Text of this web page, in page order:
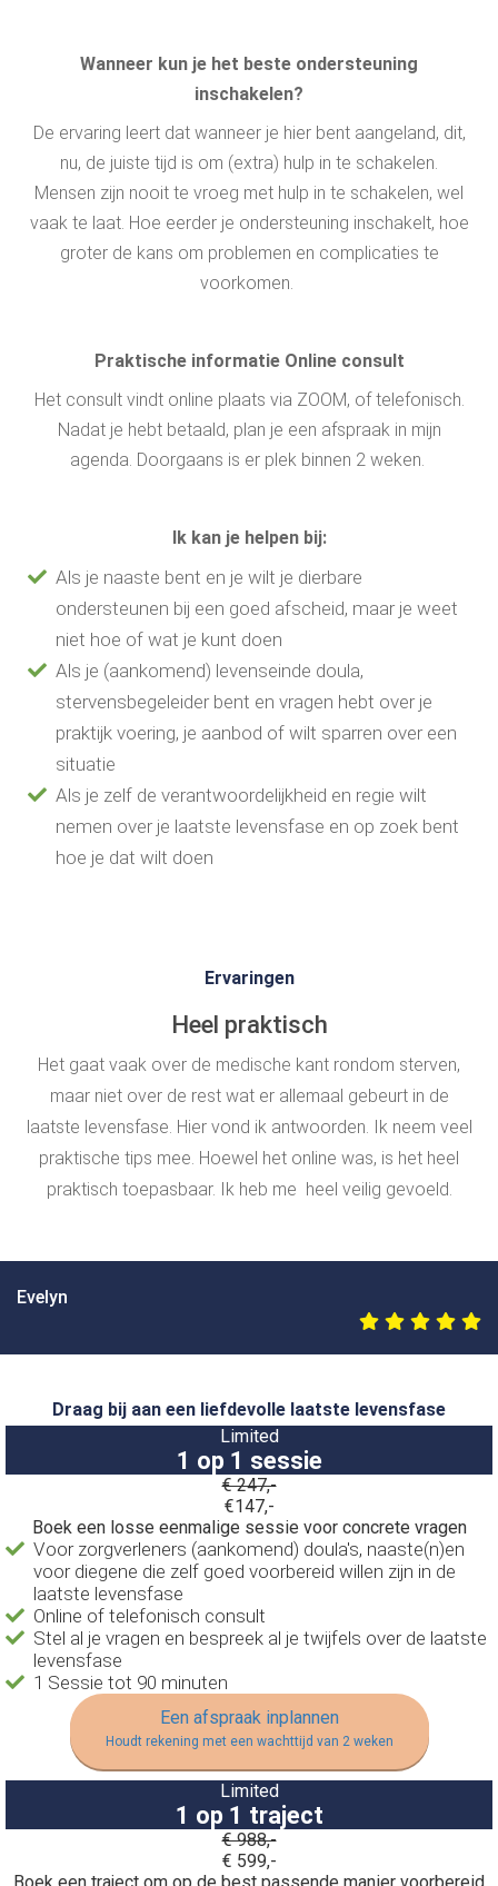
Wanneer kun je het beste ondersteuning
inschakelen?
De ervaring leert dat wanneer je hier bent aangeland, dit,
nu, de juiste tijd is om (extra) hulp in te schakelen.
Mensen zijn nooit te vroeg met hulp in te schakelen, wel
vaak te laat. Hoe eerder je ondersteuning inschakelt, hoe
groter de kans om problemen en complicaties te
voorkomen.
Praktische informatie Online consult
Het consult vindt online plaats via ZOOM, of telefonisch.
Nadat je hebt betaald, plan je een afspraak in mijn
agenda. Doorgaans is er plek binnen 2 weken.
Ik kan je helpen bij:
Als je naaste bent en je wilt je dierbare
ondersteunen bij een goed afscheid, maar je weet
niet hoe of wat je kunt doen
Als je (aankomend) levenseinde doula,
stervensbegeleider bent en vragen hebt over je
praktijk voering, je aanbod of wilt sparren over een
situatie
Als je zelf de verantwoordelijkheid en regie wilt
nemen over je laatste levensfase en op zoek bent
hoe je dat wilt doen
Ervaringen
Heel praktisch
Het gaat vaak over de medische kant rondom sterven,
maar niet over de rest wat er allemaal gebeurt in de
laatste levensfase. Hier vond ik antwoorden. Ik neem veel
praktische tips mee. Hoewel het online was, is het heel
praktisch toepasbaar. Ik heb me heel veilig gevoeld.
Evelyn
Draag bij aan een liefdevolle laatste levensfase
Limited
1 op 1 sessie
€ 247,-
€147,-
Boek een losse eenmalige sessie voor concrete vragen
Voor zorgverleners (aankomend) doula's, naaste(n)en
voor diegene die zelf goed voorbereid willen zijn in de
laatste levensfase
Online of telefonisch consult
Stel al je vragen en bespreek al je twijfels over de laatste
levensfase
1 Sessie tot 90 minuten
Een afspraak inplannen
Houdt rekening met een wachttijd van 2 weken
Limited
1 op 1 traject
€ 988,-
€ 599,-